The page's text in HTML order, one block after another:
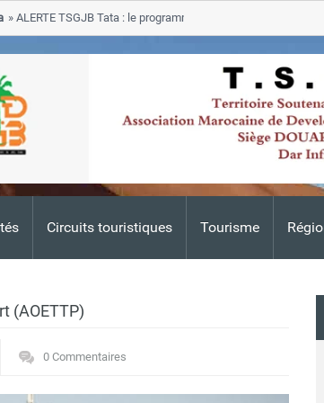
Circuits touristiques Tourisme
TSGJB Tata : le programme de rehabilitation post-
dans les zones sinistrees
(AOETTP)
0 Commentaires